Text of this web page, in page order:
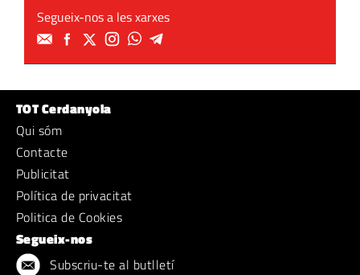
Segueix-nos a les xarxes
TOT Cerdanyola
Qui sóm
Contacte
Publicitat
Política de privacitat
Politica de Cookies
Segueix-nos
Subscriu-te al butlletí